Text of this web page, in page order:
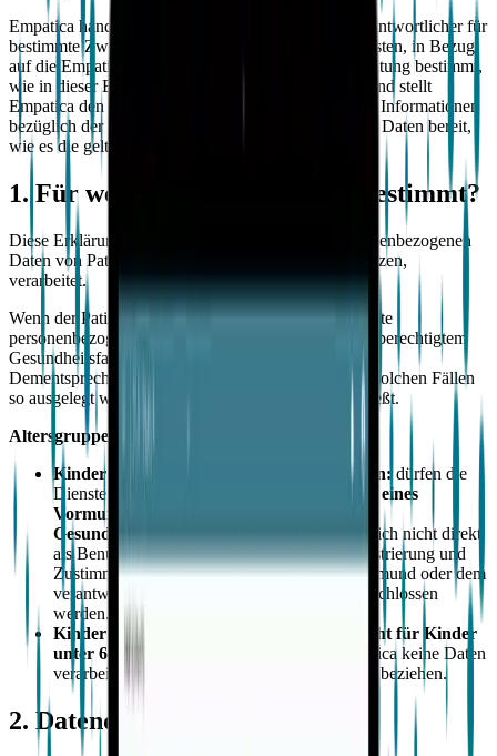
Empatica handelt jedoch auch als unabhängiger Verantwortlicher für
bestimmte Zwecke im Zusammenhang mit den Diensten, in Bezug
auf die Empatica die Zwecke und Mittel der Verarbeitung bestimmt,
wie in dieser Erklärung beschrieben. Dementsprechend stellt
Empatica den Betroffenen durch diese Erklärung die Informationen
bezüglich der Verarbeitung ihrer personenbezogenen Daten bereit,
wie es die geltenden Datenschutzgesetze vorsehen.
1. Für wen ist diese Erklärung bestimmt?
Diese Erklärung beschreibt, wie Empatica die personenbezogenen
Daten von Patienten der Kunden, die die Dienste nutzen,
verarbeitet.
Wenn der Patient ein Kind ist, darf Empatica begrenzte
personenbezogene Daten von Eltern, Vormund oder berechtigtem
Gesundheitsfachpersonal des Patienten verarbeiten.
Dementsprechend sollte der Begriff „Betroffene" in solchen Fällen
so ausgelegt werden, dass er diese Personen einschließt.
Altersgruppen
Kinder über 6 Jahren, aber unter 18 Jahren:dürfen die
Dienste
nur unter Aufsicht eines Elternteils, eines
Vormunds oder eines berechtigten
Gesundheitsfachmanns
nutzen. Sie können sich nicht direkt
als Benutzer der Dienste registrieren; die Registrierung und
Zustimmung müssen von ihrem Elternteil, Vormund oder dem
verantwortlichen Forscher oder Kliniker abgeschlossen
werden.
Kinder unter 6 Jahren:
Dienste sind nicht für Kinder
unter 6 Jahren bestimmt
. Daher wird Empatica keine Daten
verarbeiten, die sich auf Kinder unter 6 Jahren beziehen.
2. Datenquellen und Kategorien